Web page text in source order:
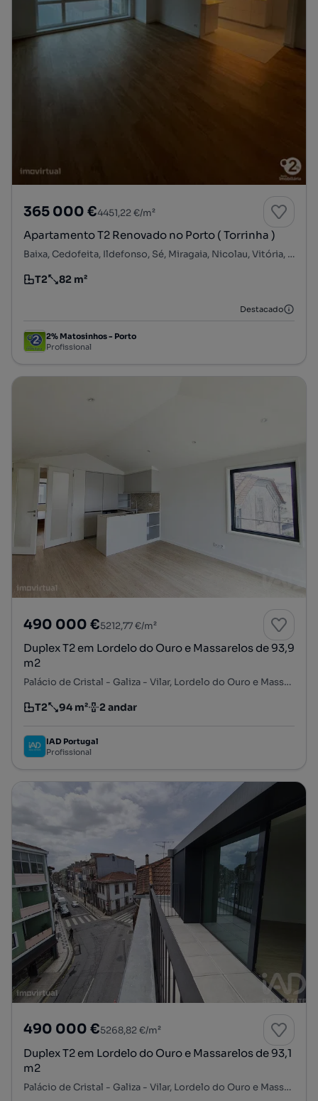
365 000 €4451,22 €/m²
Apartamento T2 Renovado no Porto ( Torrinha )
Baixa, Cedofeita, Ildefonso, Sé, Miragaia, Nicolau, Vitória, Porto, Porto
Tipologia
T2
Preço por metro quadrado
82 m²
Destacado
2% Matosinhos - Porto
Profissional
490 000 €5212,77 €/m²
Duplex T2 em Lordelo do Ouro e Massarelos de 93,9
m2
Palácio de Cristal - Galiza - Vilar, Lordelo do Ouro e Massarelos, Porto, Porto
Tipologia
T2
Preço por metro quadrado
94 m²
Andar 2 andar
IAD Portugal
Profissional
490 000 €5268,82 €/m²
Duplex T2 em Lordelo do Ouro e Massarelos de 93,1
m2
Palácio de Cristal - Galiza - Vilar, Lordelo do Ouro e Massarelos, Porto, Porto